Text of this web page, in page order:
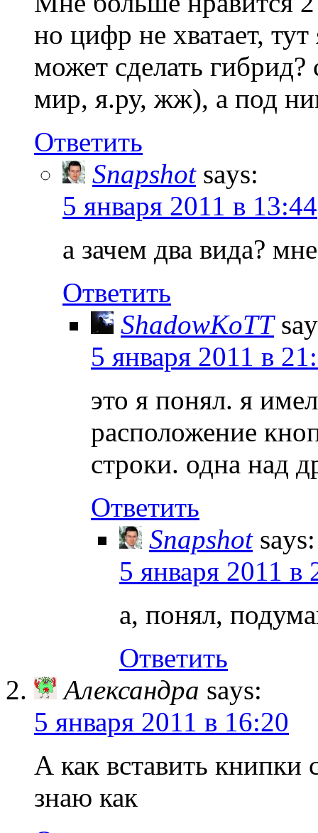
но цифр не хватает,
может сделать
мир, я.ру, жж), а под
Ответить
Snapshot says:
5 января 2011 в 13:44
а зачем два вида?
Ответить
ShadowKoTT
5 января 2011 в
это я понял. я
расположение
строки. одна над
Ответить
Snapshot says:
5 января 2011 в
а, понял,
Ответить
Александра says:
5 января 2011 в 16:20
А как вставить
знаю как